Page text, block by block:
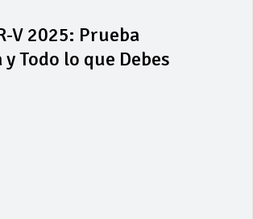
V 2025: Prueba
Todo lo que Debes